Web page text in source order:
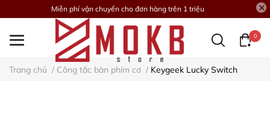
Miễn phí vận chuyển cho đơn hàng trên 1 triệu
0
Trang chủ / Công tắc bàn phím cơ / Keygeek Lucky Switch